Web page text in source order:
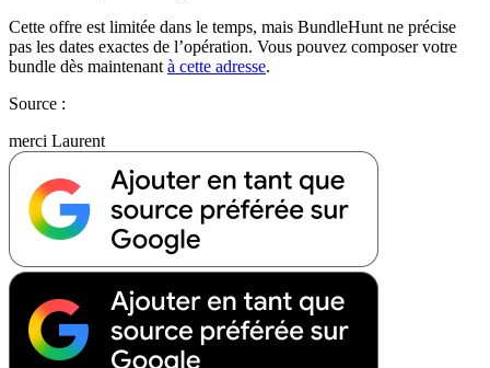
Cette offre est limitée dans le temps, mais BundleHunt ne précise
pas les dates exactes de l’opération. Vous pouvez composer votre
bundle dès maintenant à cette adresse.
Source :
merci Laurent